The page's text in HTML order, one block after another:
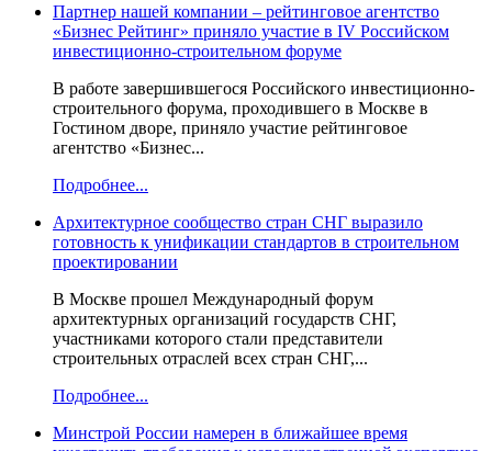
Партнер нашей компании – рейтинговое агентство
«Бизнес Рейтинг» приняло участие в IV Российском
инвестиционно-строительном форуме
В работе завершившегося Российского инвестиционно-
строительного форума, проходившего в Москве в
Гостином дворе, приняло участие рейтинговое
агентство «Бизнес...
Подробнее...
Архитектурное сообщество стран СНГ выразило
готовность к унификации стандартов в строительном
проектировании
В Москве прошел Международный форум
архитектурных организаций государств СНГ,
участниками которого стали представители
строительных отраслей всех стран СНГ,...
Подробнее...
Минстрой России намерен в ближайшее время